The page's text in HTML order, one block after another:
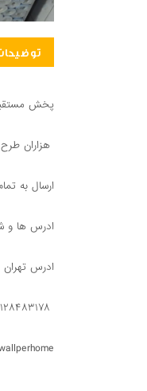
پخش
هزاران طرح
ارسال به
ادرس ها و
ادرس تهران